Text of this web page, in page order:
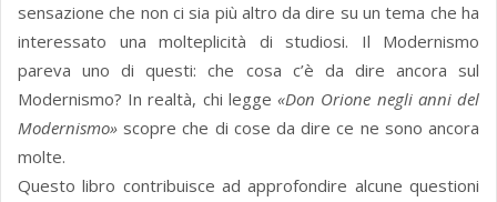
sensazione che non ci sia più altro da dire su un tema che ha
interessato una molteplicità di studiosi. Il Modernismo
pareva uno di questi: che cosa c’è da dire ancora sul
Modernismo? In realtà, chi legge«Don Orione negli anni del
Modernismo» scopre che di cose da dire ce ne sono ancora
molte.
Questo libro contribuisce ad approfondire alcune questioni